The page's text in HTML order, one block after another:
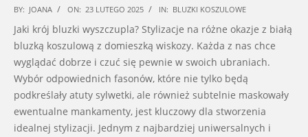
2025-
02-
23
BY: JOANA ON: 23 LUTEGO 2025 IN: BLUZKI KOSZULOWE
Jaki krój bluzki wyszczupla? Stylizacje na różne okazje z białą
bluzką koszulową z domieszką wiskozy. Każda z nas chce
wyglądać dobrze i czuć się pewnie w swoich ubraniach.
Wybór odpowiednich fasonów, które nie tylko będą
podkreślały atuty sylwetki, ale również subtelnie maskowały
ewentualne mankamenty, jest kluczowy dla stworzenia
idealnej stylizacji. Jednym z najbardziej uniwersalnych i